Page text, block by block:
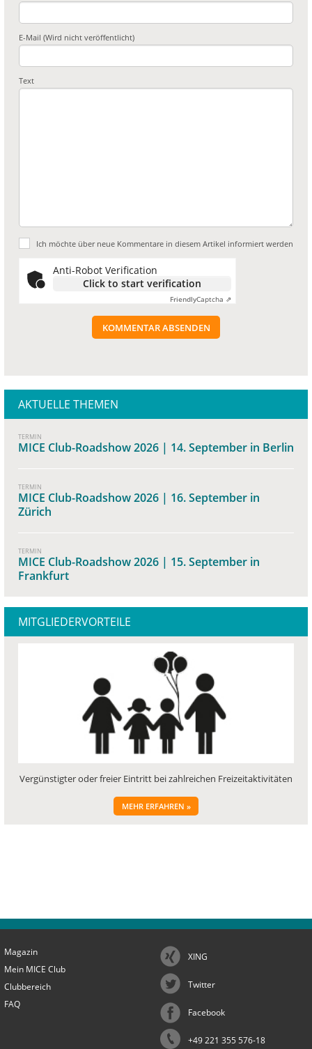
E-Mail (Wird nicht veröffentlicht)
Text
Ich möchte über neue Kommentare in diesem Artikel informiert werden
Anti-Robot Verification
Click to start verification
FriendlyCaptcha ⇗
KOMMENTAR ABSENDEN
AKTUELLE THEMEN
TERMIN
MICE Club-Roadshow 2026 | 14. September in Berlin
TERMIN
MICE Club-Roadshow 2026 | 16. September in
Zürich
TERMIN
MICE Club-Roadshow 2026 | 15. September in
Frankfurt
MITGLIEDERVORTEILE
Vergünstigter oder freier Eintritt bei zahlreichen Freizeitaktivitäten
MEHR ERFAHREN »
Magazin
Mein MICE Club
Clubbereich
FAQ
XING
Twitter
Facebook
+49 221 355 576-18